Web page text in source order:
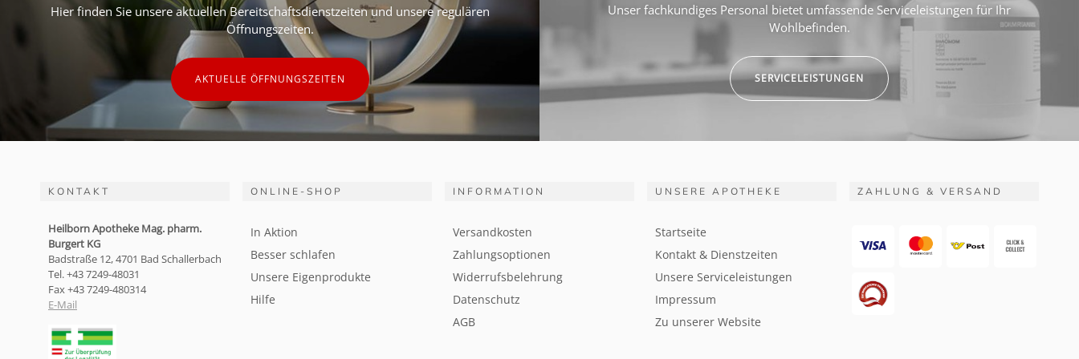
Hier finden Sie unsere aktuellen Bereitschaftsdienstzeiten und unsere regulären
Öffnungszeiten.
AKTUELLE ÖFFNUNGSZEITEN
Unser fachkundiges Personal bietet umfassende Serviceleistungen für Ihr
Wohlbefinden.
SERVICELEISTUNGEN
KONTAKT
Heilborn Apotheke Mag. pharm.
Burgert KG
Badstraße 12, 4701 Bad Schallerbach
Tel. +43 7249-48031
Fax +43 7249-480314
E-Mail
ONLINE-SHOP
In Aktion
Besser schlafen
Unsere Eigenprodukte
Hilfe
INFORMATION
Versandkosten
Zahlungsoptionen
Widerrufsbelehrung
Datenschutz
AGB
UNSERE APOTHEKE
Startseite
Kontakt & Dienstzeiten
Unsere Serviceleistungen
Impressum
Zu unserer Website
ZAHLUNG & VERSAND